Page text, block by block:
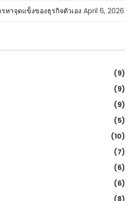
หาจุดแข็งของธุรกิจตัวเอง April 6, 2026
(9)
(9)
(9)
(5)
(10)
(7)
(6)
(6)